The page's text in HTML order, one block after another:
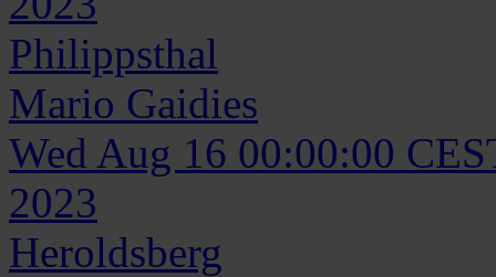
Philippsthal
Mario Gaidies
Wed Aug 16 00:00:00
2023
Heroldsberg